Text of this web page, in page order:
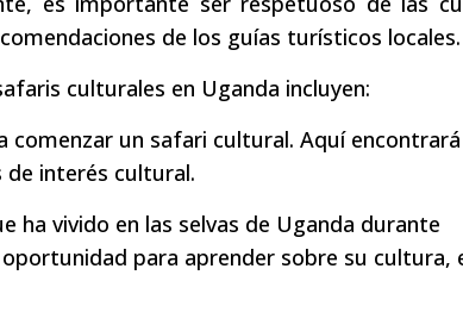
de los guías turísticos locales.
culturales en Uganda incluyen:
comenzar un safari cultural. Aquí encontrará
interés cultural.
ha vivido en las selvas de Uganda durante
para aprender sobre su cultura,